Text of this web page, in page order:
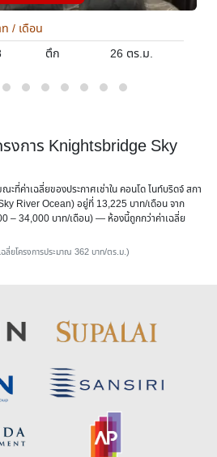
/ เดือน
ตึก 26 ตร.ม.
งการ Knightsbridge Sky
ะที่ค่าเฉลี่ยของประกาศเช่าใน คอนโด ไนท์บริดจ์ สกา
River Ocean) อยู่ที่ 13,225 บาท/เดือน จาก
– 34,000 บาท/เดือน) — ห้องนี้ถูกกว่าค่าเฉลี่ย
ลี่ยโครงการประมาณ 362 บาท/ตร.ม.)